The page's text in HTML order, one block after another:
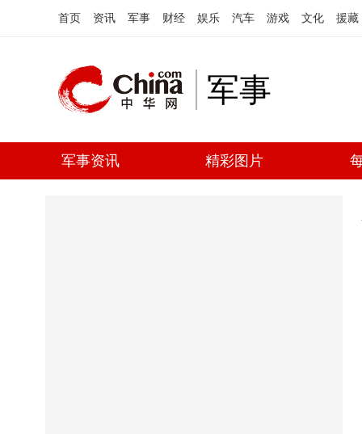
首页 资讯 军事 财经 娱乐 汽车 游戏 文化 援藏
军事
军事资讯 精彩图片